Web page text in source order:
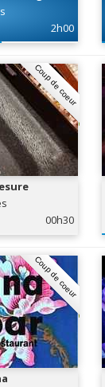
2h00
Coup de coeur
00h30
Coup de coeur